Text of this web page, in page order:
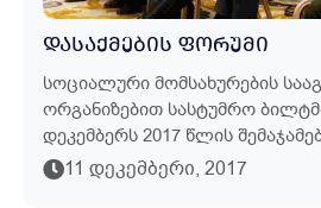
ᲓᲐᲡᲐᲥᲛᲔᲑᲘᲡ ᲤᲝᲠᲣᲛᲘ
Სოციალური Მომსახურების
Ორგანიზებით Სასტუმრო
Დეკემბერს 2017 Წლის
Დასაქმების Ფორუმი Ჩატარდა.
11 ᲓᲔᲙᲔᲛᲑᲔᲠᲘ, 2017